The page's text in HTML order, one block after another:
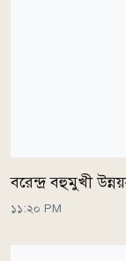
বরেন্দ্র বহুমুখী
১১:২০ PM